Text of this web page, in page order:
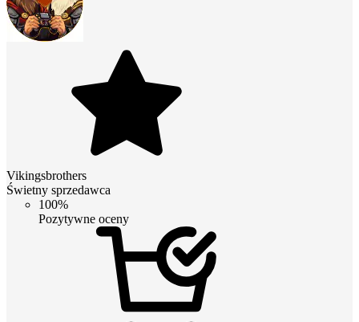
Vikingsbrothers
Świetny sprzedawca
100%
Pozytywne oceny